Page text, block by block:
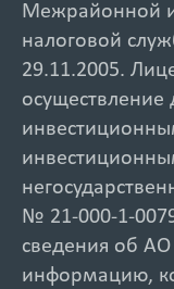
Межрайонной
налоговой
29.11.2005.
осуществление
№ 21-000-1-
сведения об
информацию,